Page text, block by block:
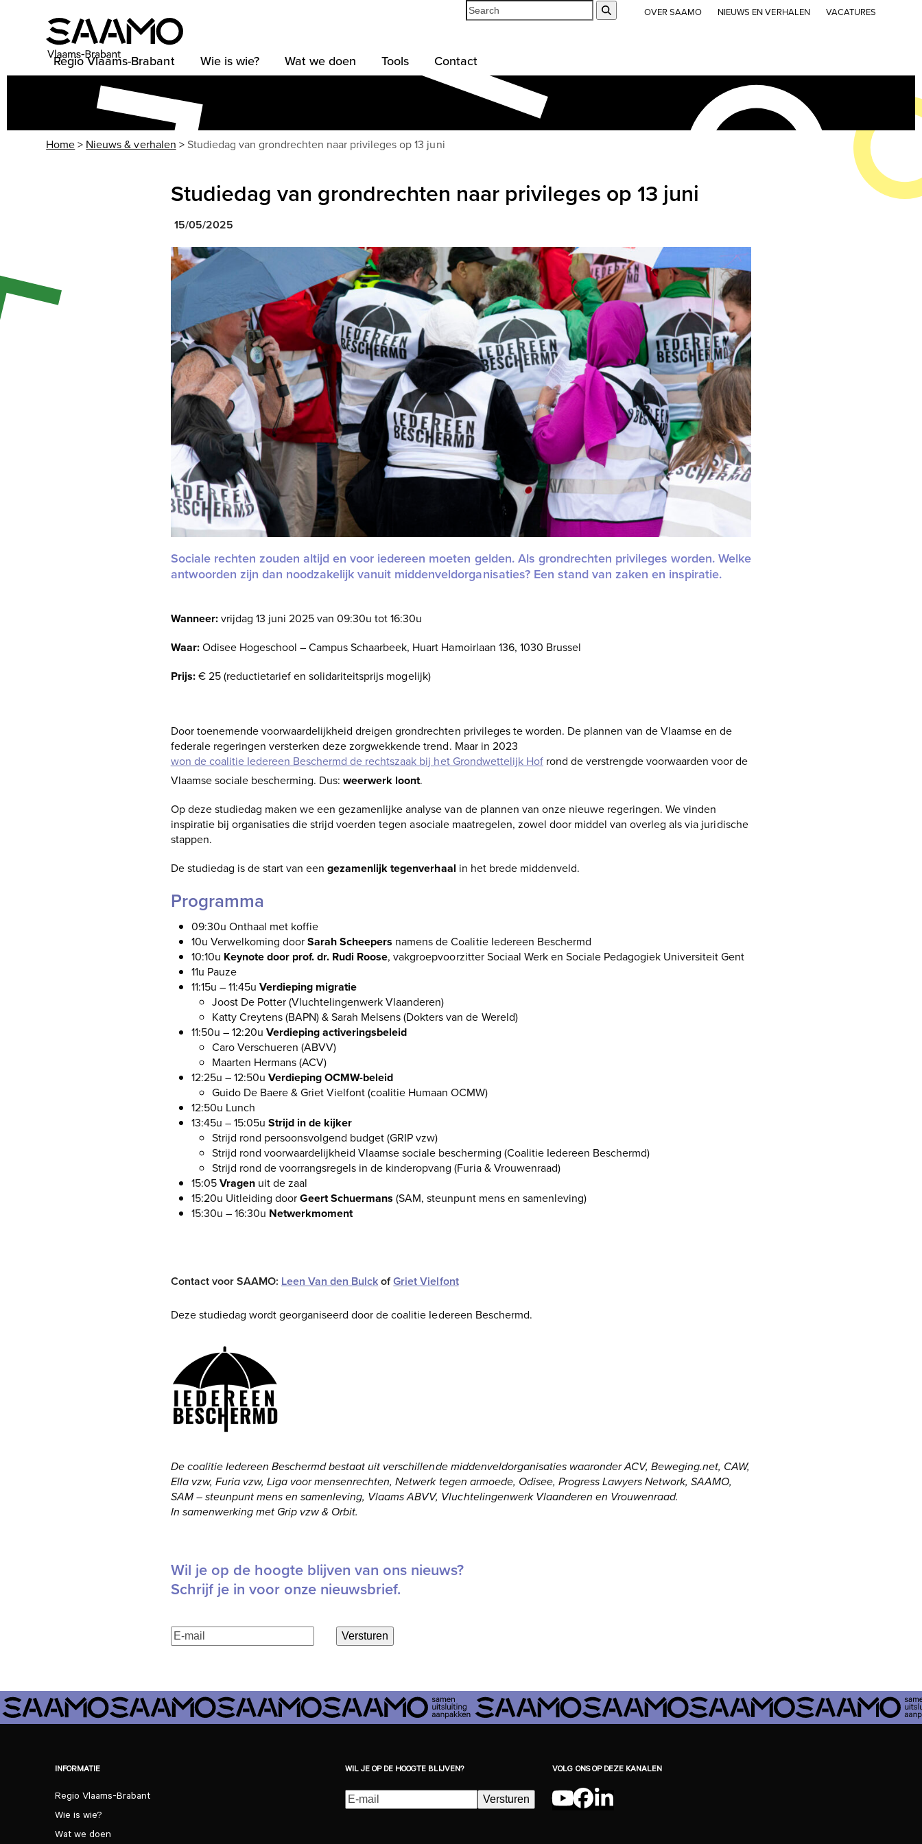
OVER SAAMO NIEUWS EN VERHALEN VACATURES
Search
Regio Vlaams-Brabant Wie is wie? Wat we doen Tools Contact
Home> Nieuws & verhalen >Studiedag van grondrechten naar privileges op 13 juni
Studiedag van grondrechten naar privileges op 13 juni
15/05/2025
Use
the
left
arrow
keys
to
access
the
carousel
navigation
buttons
Sociale rechten zouden altijd en voor iedereen moeten gelden. Als grondrechten privileges worden. Welke
antwoorden zijn dan noodzakelijk vanuit middenveldorganisaties? Een stand van zaken en inspiratie.
Wanneer:vrijdag 13 juni 2025 van 09:30u tot 16:30u
Waar:Odisee Hogeschool – Campus Schaarbeek, Huart Hamoirlaan 136, 1030 Brussel
Prijs:€ 25 (reductietarief en solidariteitsprijs mogelijk)
Door toenemende voorwaardelijkheid dreigen grondrechten privileges te worden. De plannen van de Vlaamse en de
federale regeringen versterken deze zorgwekkende trend. Maar in 2023
won de coalitie Iedereen Beschermd de rechtszaak bij het Grondwettelijk Hofrond de verstrengde voorwaarden voor de
Vlaamse sociale bescherming. Dus:weerwerk loont.
Op deze studiedag maken we een gezamenlijke analyse van de plannen van onze nieuwe regeringen. We vinden
inspiratie bij organisaties die strijd voerden tegen asociale maatregelen, zowel door middel van overleg als via juridische
stappen.
De studiedag is de start van eengezamenlijk tegenverhaal in het brede middenveld.
Programma
09:30u Onthaal met koffie
10u Verwelkoming doorSarah Scheepers namens de Coalitie Iedereen Beschermd
10:10u Keynote door prof. dr. Rudi Roose, vakgroepvoorzitter Sociaal Werk en Sociale Pedagogiek Universiteit Gent
11u Pauze
11:15u – 11:45u Verdieping migratie
Joost De Potter (Vluchtelingenwerk Vlaanderen)
Katty Creytens (BAPN) & Sarah Melsens (Dokters van de Wereld)
11:50u – 12:20u Verdieping activeringsbeleid
Caro Verschueren (ABVV)
Maarten Hermans (ACV)
12:25u – 12:50u Verdieping OCMW-beleid
Guido De Baere & Griet Vielfont (coalitie Humaan OCMW)
12:50u Lunch
13:45u – 15:05u Strijd in de kijker
Strijd rond persoonsvolgend budget (GRIP vzw)
Strijd rond voorwaardelijkheid Vlaamse sociale bescherming (Coalitie Iedereen Beschermd)
Strijd rond de voorrangsregels in de kinderopvang (Furia & Vrouwenraad)
15:05Vragenuit de zaal
15:20u Uitleiding doorGeert Schuermans (SAM, steunpunt mens en samenleving)
15:30u – 16:30u Netwerkmoment
Contact voor SAAMO: Leen Van den BulckofGriet Vielfont
Deze studiedag wordt georganiseerd door de coalitie Iedereen Beschermd.
De coalitie Iedereen Beschermd bestaat uit verschillende middenveldorganisaties waaronder ACV, Beweging.net, CAW,
Ella vzw, Furia vzw, Liga voor mensenrechten, Netwerk tegen armoede, Odisee, Progress Lawyers Network, SAAMO,
SAM – steunpunt mens en samenleving, Vlaams ABVV, Vluchtelingenwerk Vlaanderen en Vrouwenraad.
In samenwerking met Grip vzw & Orbit.
Wil je op de hoogte blijven van ons nieuws?
Schrijf je in voor onze nieuwsbrief.
E-
mailadres(Vereist)
Versturen
INFORMATIE
Regio Vlaams-Brabant
Wie is wie?
Wat we doen
WIL JE OP DE HOOGTE BLIJVEN?
E-
mailadres(Vereist)
Versturen
VOLG ONS OP DEZE KANALEN
YouTube
Facebook
LinkedIn